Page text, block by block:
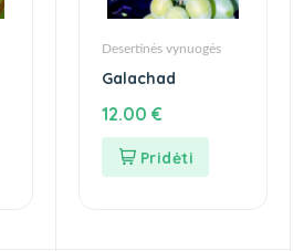
Desertinės vynuogės
Galachad
12.00 €